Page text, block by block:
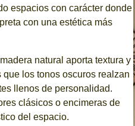
espacios con carácter donde
con una estética más
natural aporta textura y
los tonos oscuros realzan
llenos de personalidad.
clásicos o encimeras de
del espacio.